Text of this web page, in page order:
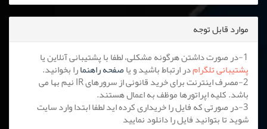
موارد قابل توجه
1-در صورت داشتن هرگونه مشکلی، لطفا با پشتیبانی آنلاین یا
پشتیبانی تلگرامدر ارتباط باشید و یاصفحه راهنمارا بخوانید.
2-مصرف اینترنت برای خرید قانونی از سرورهای IR نیم بها می
باشد. کلیه اپراتورها موظف به اعمال هستند.
3-در صورتی که فایل را خریداری کرده اید لطفا ابتدا وارد سایت
شوید تا بتوانید فایل را دانلود نمایید